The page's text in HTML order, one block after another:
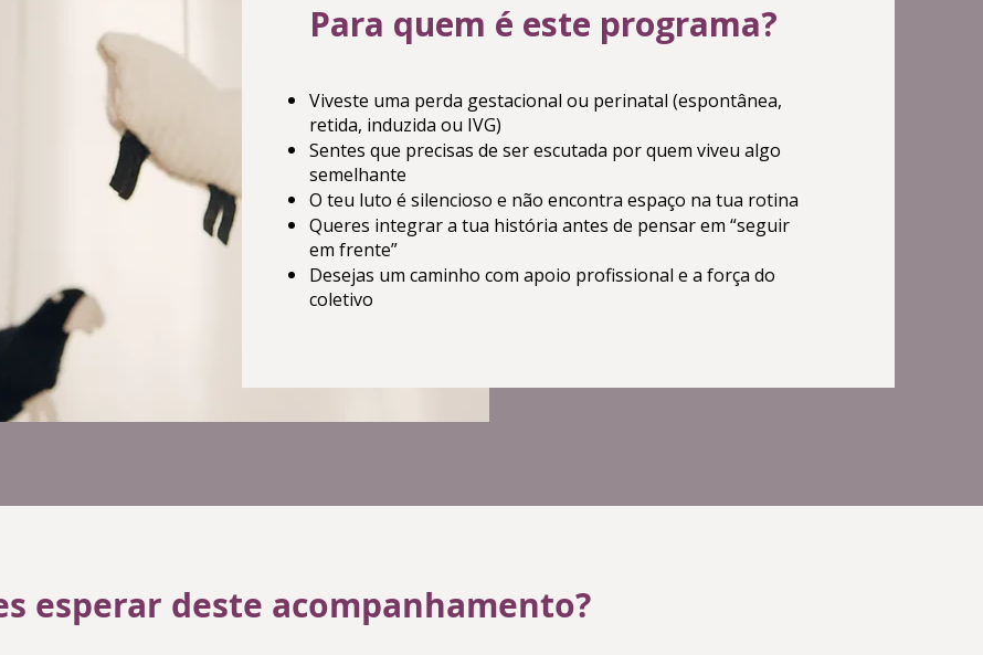
Para quem é este programa?
Viveste uma perda gestacional ou perinatal (espontânea,
retida, induzida ou IVG)
Sentes que precisas de ser escutada por quem viveu algo
semelhante
O teu luto é silencioso e não encontra espaço na tua rotina
Queres integrar a tua história antes de pensar em “seguir
em frente”
Desejas um caminho com apoio profissional e a força do
coletivo
esperar deste acompanhamento?